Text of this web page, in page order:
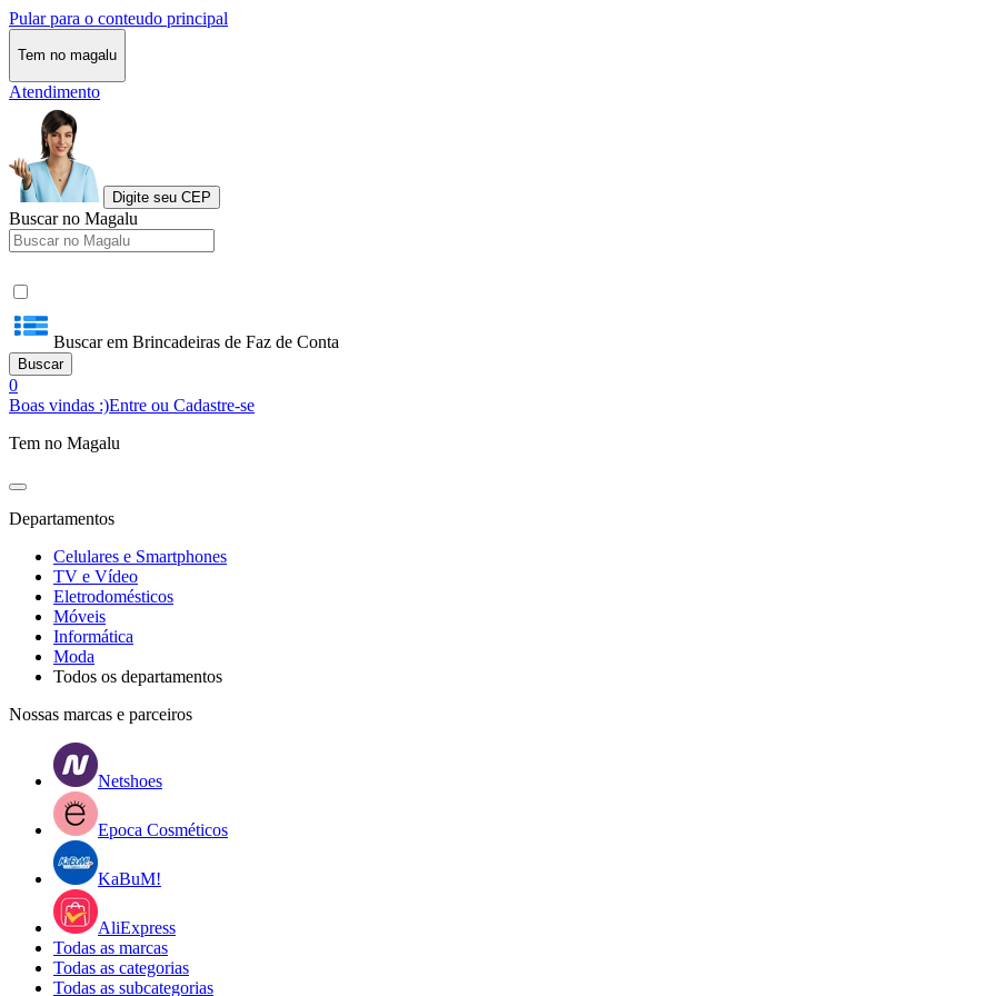
Pular para o conteudo principal
Tem no magalu
Atendimento
Digite seu CEP
Buscar no Magalu
Buscar em Brincadeiras de Faz de Conta
Buscar
0
Boas vindas :)Entre ou Cadastre-se
Tem no Magalu
Departamentos
Celulares e Smartphones
TV e Vídeo
Eletrodomésticos
Móveis
Informática
Moda
Todos os departamentos
Nossas marcas e parceiros
Netshoes
Epoca Cosméticos
KaBuM!
AliExpress
Todas as marcas
Todas as categorias
Todas as subcategorias